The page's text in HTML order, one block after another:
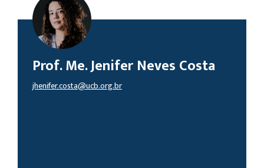
Prof. Me. Jenifer Neves Costa
jhenifer.costa@ucb.org.br